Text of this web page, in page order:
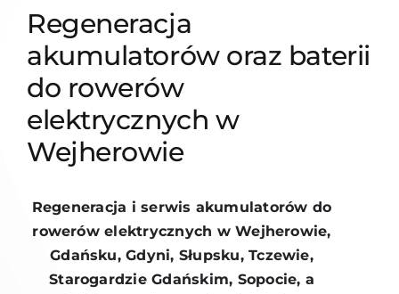
Regeneracja
akumulatorów oraz baterii
do rowerów
elektrycznych w
Wejherowie
Regeneracja i serwis akumulatorów do
rowerów elektrycznych w Wejherowie,
Gdańsku, Gdyni, Słupsku, Tczewie,
Starogardzie Gdańskim, Sopocie, a